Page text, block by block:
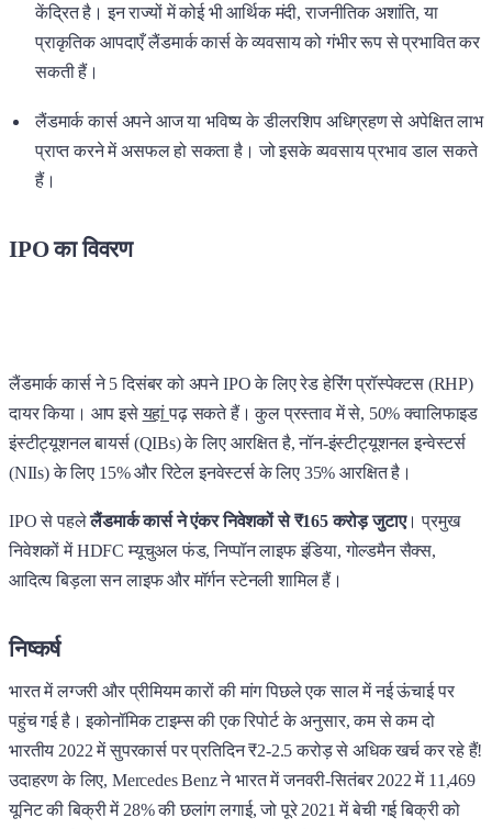
केंद्रित है। इन राज्यों में कोई भी आर्थिक मंदी, राजनीतिक अशांति, या
प्राकृतिक आपदाएँ लैंडमार्क कार्स के व्यवसाय को गंभीर रूप से प्रभावित कर
सकती हैं।
लैंडमार्क कार्स अपने आज या भविष्य के डीलरशिप अधिग्रहण से अपेक्षित लाभ
प्राप्त करने में असफल हो सकता है। जो इसके व्यवसाय प्रभाव डाल सकते
हैं।
IPO का विवरण
लैंडमार्क कार्स ने 5 दिसंबर को अपने IPO के लिए रेड हेरिंग प्रॉस्पेक्टस (RHP)
दायर किया। आप इसेयहांपढ़ सकते हैं। कुल प्रस्ताव में से, 50% क्वालिफाइड
इंस्टीट्यूशनल बायर्स (QIBs) के लिए आरक्षित है, नॉन-इंस्टीट्यूशनल इन्वेस्टर्स
(NIIs) के लिए 15% और रिटेल इनवेस्टर्स के लिए 35% आरक्षित है।
IPO से पहलेलैंडमार्क कार्स ने एंकर निवेशकों से ₹165 करोड़ जुटाए। प्रमुख
निवेशकों में HDFC म्यूचुअल फंड, निप्पॉन लाइफ इंडिया, गोल्डमैन सैक्स,
आदित्य बिड़ला सन लाइफ और मॉर्गन स्टेनली शामिल हैं।
निष्कर्ष
भारत में लग्जरी और प्रीमियम कारों की मांग पिछले एक साल में नई ऊंचाई पर
पहुंच गई है। इकोनॉमिक टाइम्स की एक रिपोर्ट के अनुसार, कम से कम दो
भारतीय 2022 में सुपरकार्स पर प्रतिदिन ₹2-2.5 करोड़ से अधिक खर्च कर रहे हैं!
उदाहरण के लिए, Mercedes Benz ने भारत में जनवरी-सितंबर 2022 में 11,469
यूनिट की बिक्री में 28% की छलांग लगाई, जो पूरे 2021 में बेची गई बिक्री को